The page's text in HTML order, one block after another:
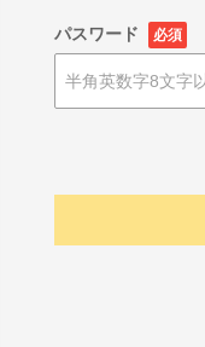
パスワード 必須